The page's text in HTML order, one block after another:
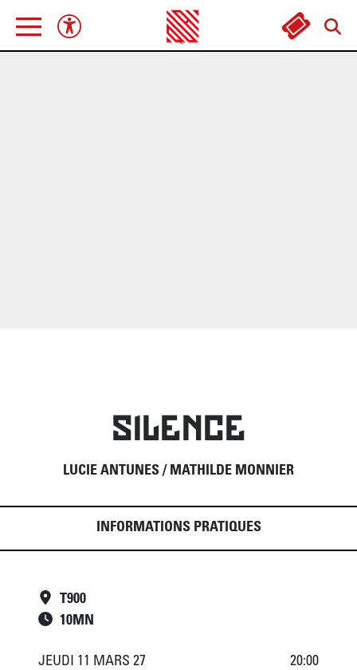
SILENCE
LUCIE ANTUNES / MATHILDE MONNIER
INFORMATIONS PRATIQUES
T900
10MN
JEUDI 11 MARS 27 20:00